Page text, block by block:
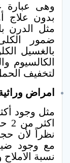
وهى عبارة
بدون علاج
مثل الدرن
ضمور
بالغسيل
الكالسيوم
لتخفيف
امراض
نظراً لأن
مع وجود
نسبة